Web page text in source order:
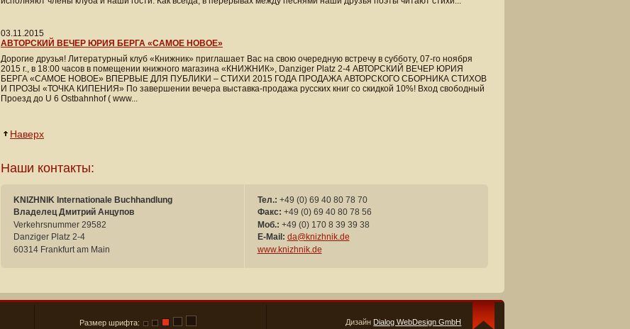
03.11.2015
АВТОРСКИЙ ВЕЧЕР ЮРИЯ БЕРГА «САМОЕ НОВОЕ»
Дорогие друзья! Литературный клуб «Книжник» приглашает Вас на свою очередную встречу в субботу, 07-го ноября
2015 г., в 18:00 часов в помещении книжного магазина «КНИЖНИК», Danziger Platz 2-4 АВТОРСКИЙ ВЕЧЕР ЮРИЯ
БЕРГА «САМОЕ НОВОЕ» ВПЕРВЫЕ ДЛЯ ПУБЛИКИ – СТИХИ 2015 ГОДА ПРОДАЖА АВТОРСКОГО СБОРНИКА СТИХОВ
И ПРОЗЫ «ТОЧКА КИПЕНИЯ» По завершении вечера выставка-продажа русских книг со скидкой 10%! Вход свободный
Проезд до U 6 Ostbahnhof ( www...
Наверх
Наши контакты:
KNIZHNIK Internationale Buchhandlung
Владелец Дмитрий Анцупов
Verkehrsnummer 29582
Danziger Platz 2-4
60314 Frankfurt am Main
Тел.: +49 (0) 69 40 80 78 70
Факс: +49 (0) 69 40 80 78 56
Моб.: +49 (0) 170 8 39 39 38
E-Mail: da@knizhnik.de
www.knizhnik.de
Размер шрифта: Дизайн Dialog WebDesign GmbH